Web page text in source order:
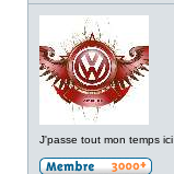
J'passe tout mon temps ici